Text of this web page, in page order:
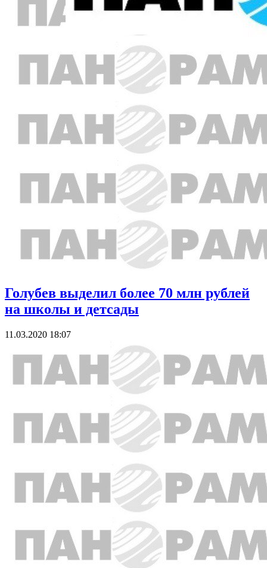
Голубев выделил более 70 млн рублей
на школы и детсады
11.03.2020 18:07